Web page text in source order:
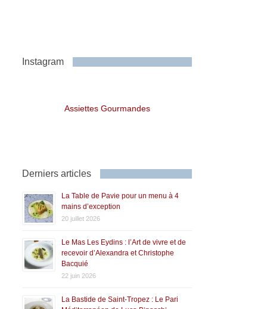
Instagram
Assiettes Gourmandes
Derniers articles
La Table de Pavie pour un menu à 4
mains d’exception
20 juillet 2026
Le Mas Les Eydins : l’Art de vivre et de
recevoir d’Alexandra et Christophe
Bacquié
22 juin 2026
La Bastide de Saint-Tropez : Le Pari